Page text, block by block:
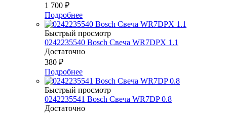
1 700 ₽
Подробнее
Быстрый просмотр
0242235540 Bosch Свеча WR7DPX 1.1
Достаточно
380 ₽
Подробнее
Быстрый просмотр
0242235541 Bosch Свеча WR7DP 0.8
Достаточно